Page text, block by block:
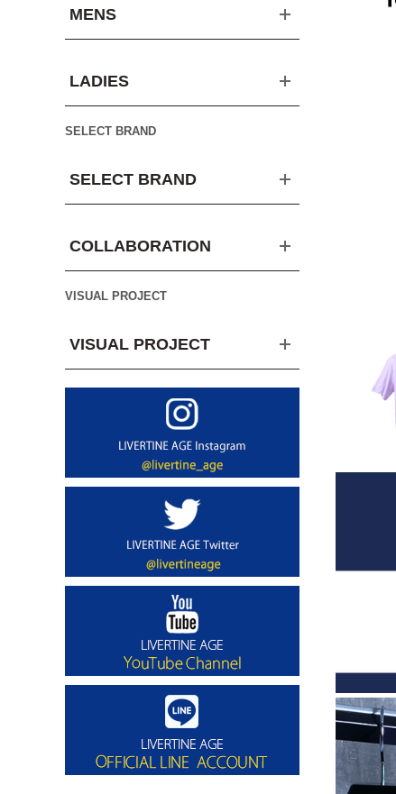
MENS
LADIES
SELECT BRAND
SELECT BRAND
COLLABORATION
VISUAL PROJECT
VISUAL PROJECT